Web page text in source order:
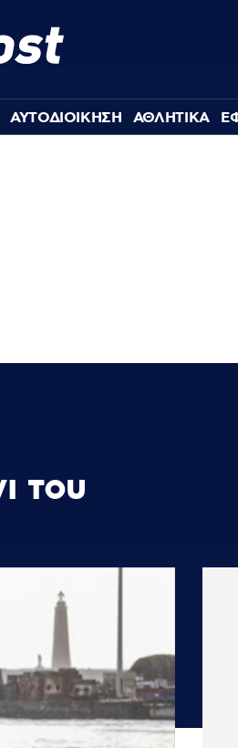
ΑΥΤΟΔΙΟΙΚΗΣΗ ΑΘΛΗΤΙΚΑ
του